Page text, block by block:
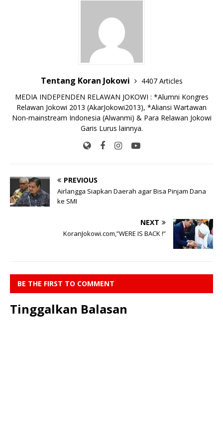
p k
Tentang Koran Jokowi
4407 Articles
MEDIA INDEPENDEN RELAWAN JOKOWI : *Alumni Kongres
Relawan Jokowi 2013 (AkarJokowi2013), *Aliansi Wartawan
Non-mainstream Indonesia (Alwanmi) & Para Relawan Jokowi
Garis Lurus lainnya.
PREVIOUS
Airlangga Siapkan Daerah agar Bisa Pinjam Dana
ke SMI
NEXT
KoranJokowi.com,”WERE IS BACK !”
BE THE FIRST TO COMMENT
Tinggalkan Balasan